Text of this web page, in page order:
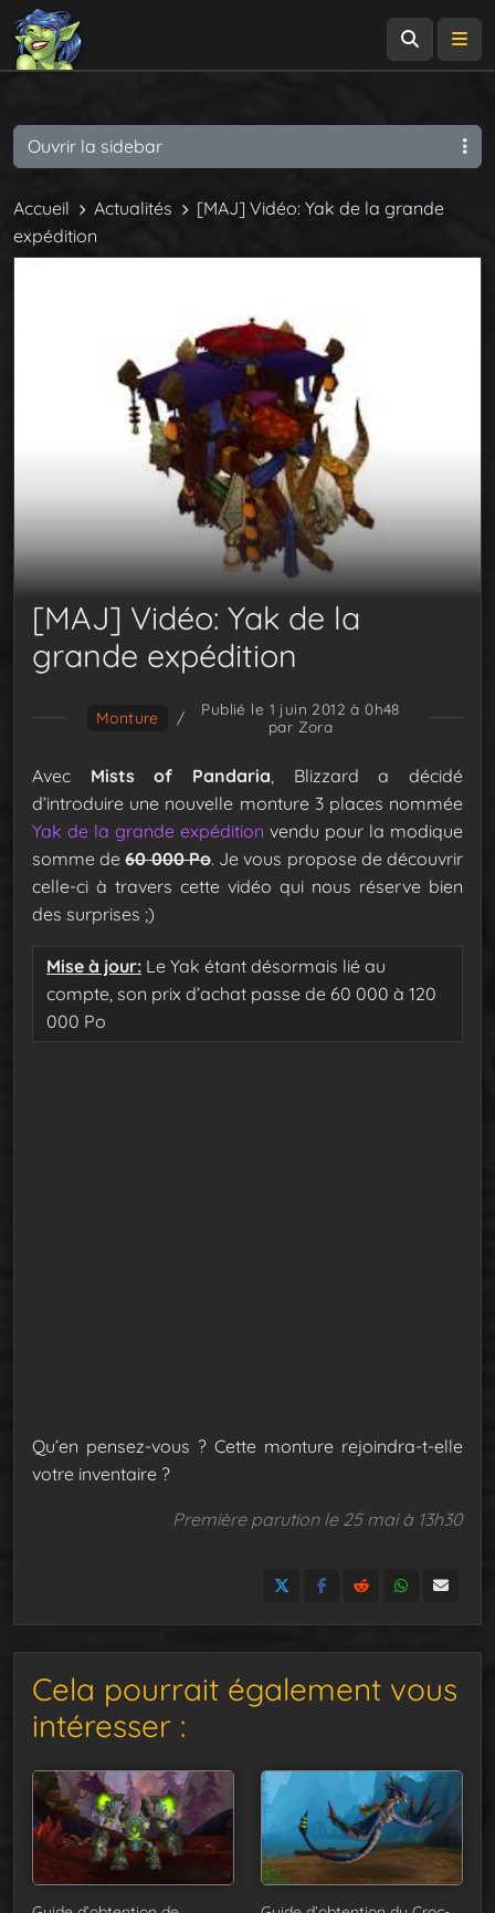
Accueil Actualités
[MAJ] Vidéo: Yak de la grande
expédition
[MAJ] Vidéo: Yak de la
grande expédition
Monture /
Publié le 1 juin 2012 à 0h48
par Zora
Avec Mists of Pandaria , Blizzard a décidé
d’introduire une nouvelle monture 3 places nommée
Yak de la grande expédition vendu pour la modique
somme de60 000 Po. Je vous propose de découvrir
celle-ci à travers cette vidéo qui nous réserve bien
des surprises ;)
Mise à jour: Le Yak étant désormais lié au
compte, son prix d’achat passe de 60 000 à 120
000 Po
Qu’en pensez-vous ? Cette monture rejoindra-t-elle
votre inventaire ?
Première parution le 25 mai à 13h30
Cela pourrait également vous
intéresser :
Ouvrir la sidebar